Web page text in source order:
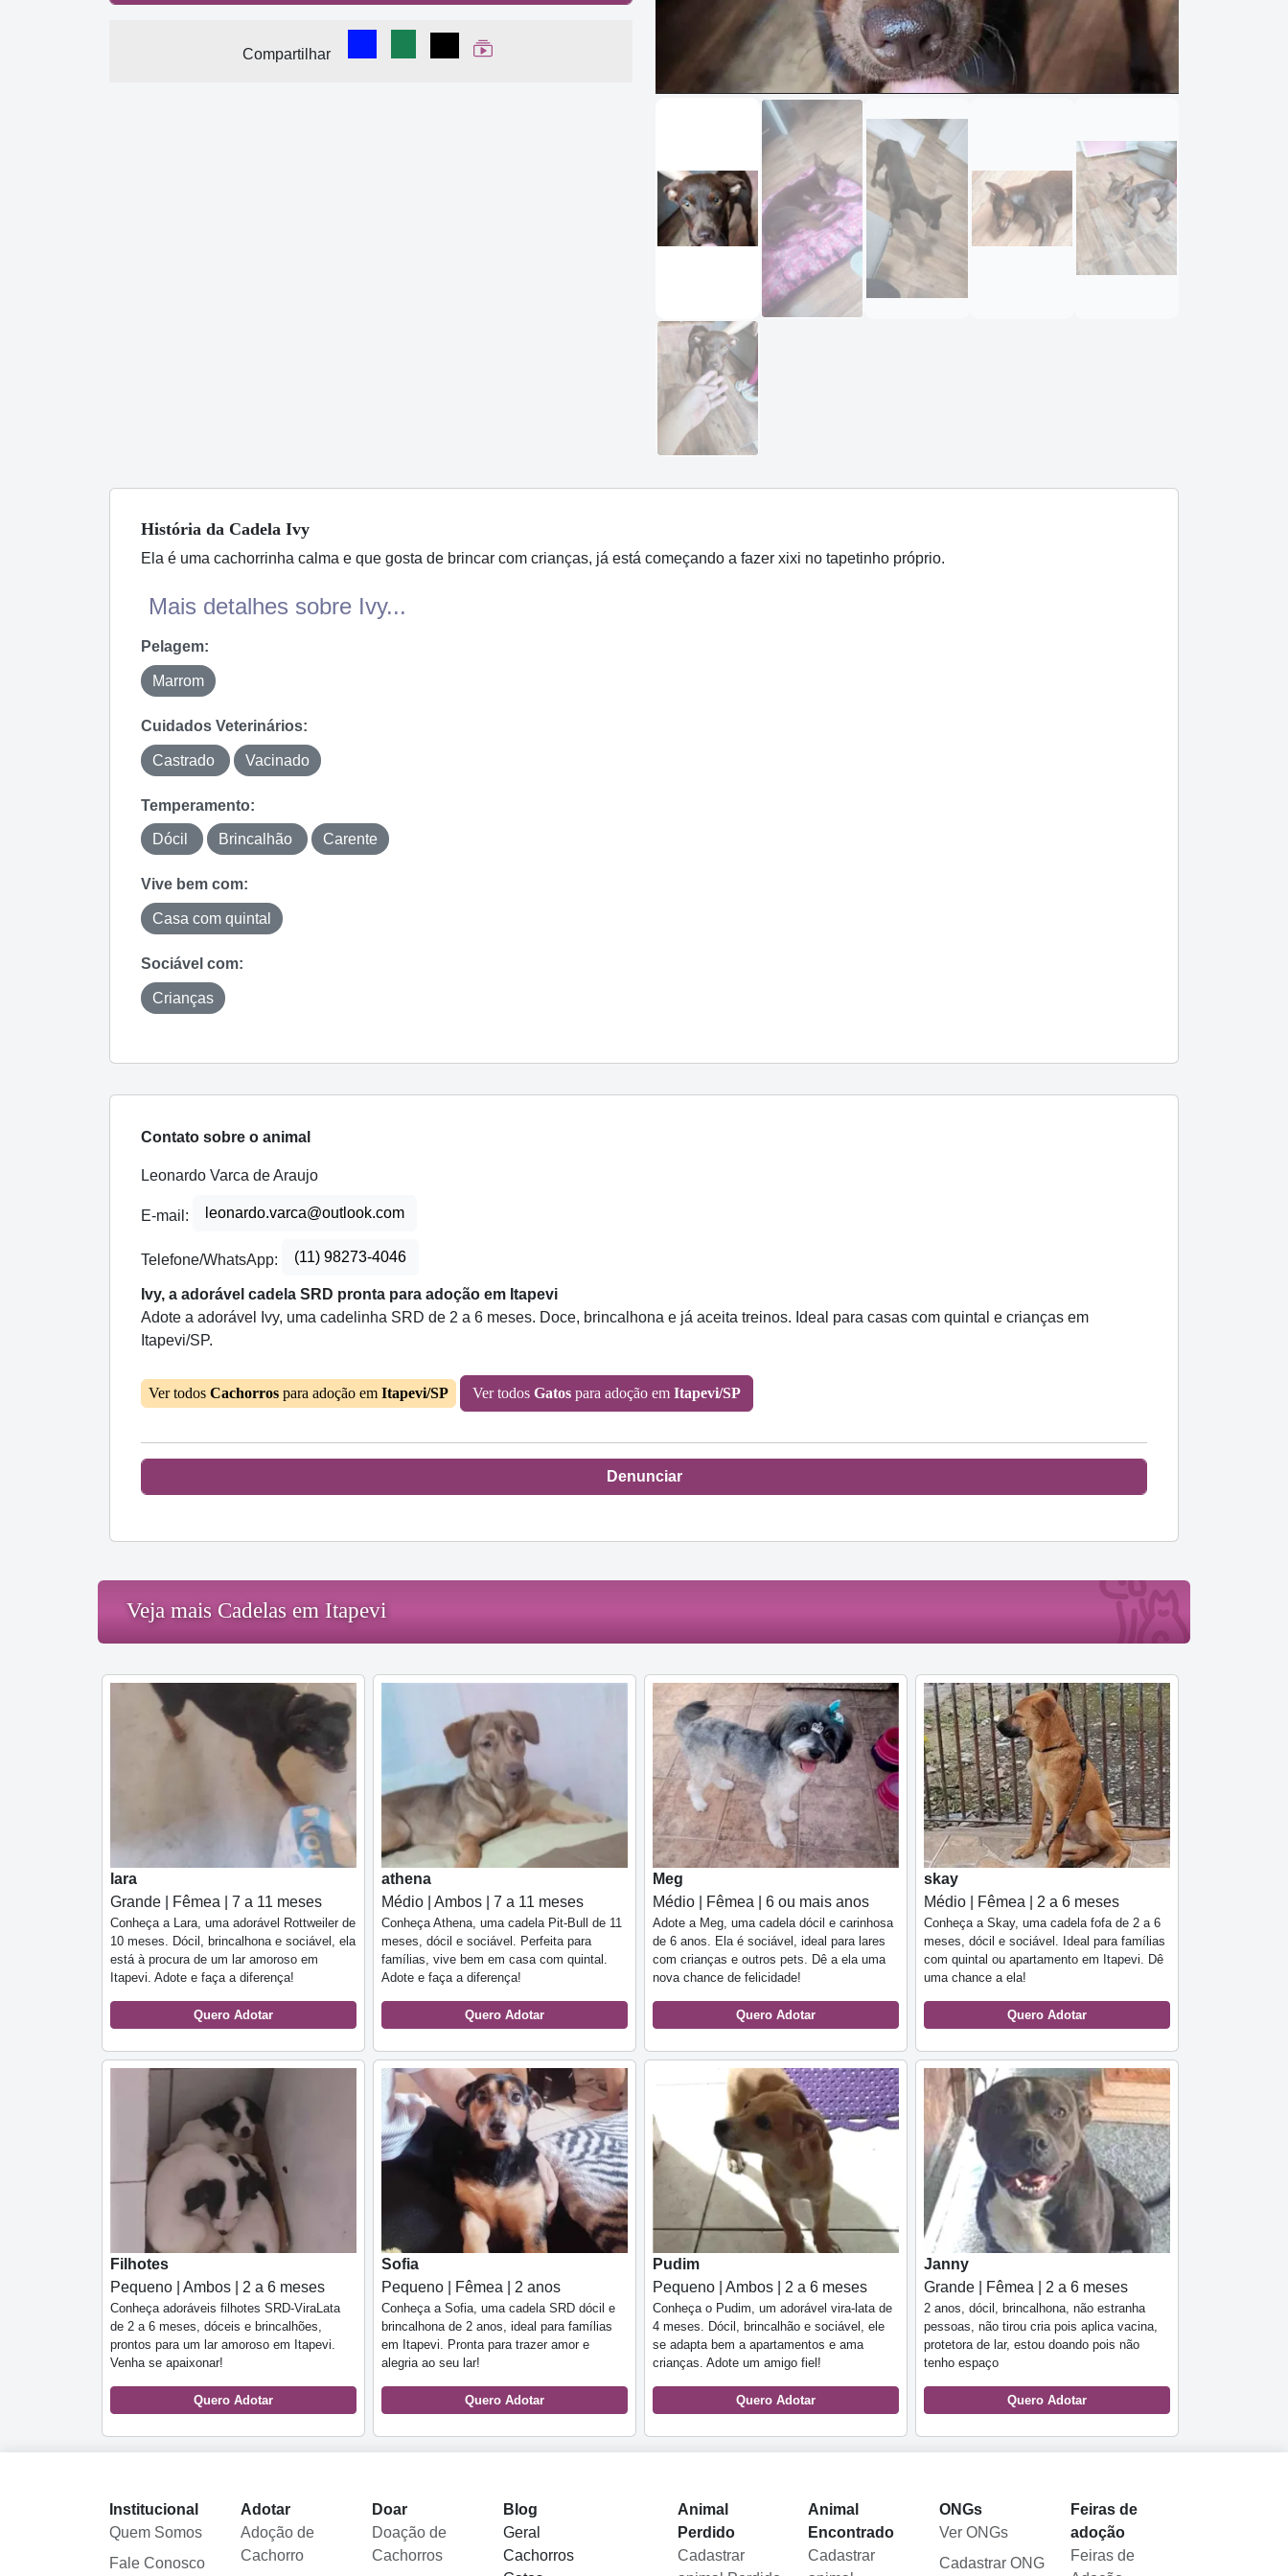
Compartilhar
Compartilhar no Facebook
Compartilhar no WhatsApp
Compartilhar
Ver Web Story
História da Cadela Ivy
Ela é uma cachorrinha calma e que gosta de brincar com crianças, já está começando a fazer xixi no tapetinho próprio.
Mais detalhes sobre Ivy...
Pelagem:
Marrom
Cuidados Veterinários:
Castrado Vacinado
Temperamento:
Dócil Brincalhão Carente
Vive bem com:
Casa com quintal
Sociável com:
Crianças
Contato sobre o animal
Leonardo Varca de Araujo
E-mail: leonardo.varca@outlook.com
Telefone/WhatsApp: (11) 98273-4046
Ivy, a adorável cadela SRD pronta para adoção em Itapevi
Adote a adorável Ivy, uma cadelinha SRD de 2 a 6 meses. Doce, brincalhona e já aceita treinos. Ideal para casas com quintal e crianças em
Itapevi/SP.
Ver todos Cachorros para adoção em Itapevi/SP Ver todos Gatos para adoção em Itapevi/SP
Denunciar
Veja mais Cadelas em Itapevi
lara
Grande | Fêmea | 7 a 11 meses
Conheça a Lara, uma adorável Rottweiler de
10 meses. Dócil, brincalhona e sociável, ela
está à procura de um lar amoroso em
Itapevi. Adote e faça a diferença!
Quero Adotar
athena
Médio | Ambos | 7 a 11 meses
Conheça Athena, uma cadela Pit-Bull de 11
meses, dócil e sociável. Perfeita para
famílias, vive bem em casa com quintal.
Adote e faça a diferença!
Quero Adotar
Meg
Médio | Fêmea | 6 ou mais anos
Adote a Meg, uma cadela dócil e carinhosa
de 6 anos. Ela é sociável, ideal para lares
com crianças e outros pets. Dê a ela uma
nova chance de felicidade!
Quero Adotar
skay
Médio | Fêmea | 2 a 6 meses
Conheça a Skay, uma cadela fofa de 2 a 6
meses, dócil e sociável. Ideal para famílias
com quintal ou apartamento em Itapevi. Dê
uma chance a ela!
Quero Adotar
Filhotes
Pequeno | Ambos | 2 a 6 meses
Conheça adoráveis filhotes SRD-ViraLata
de 2 a 6 meses, dóceis e brincalhões,
prontos para um lar amoroso em Itapevi.
Venha se apaixonar!
Quero Adotar
Sofia
Pequeno | Fêmea | 2 anos
Conheça a Sofia, uma cadela SRD dócil e
brincalhona de 2 anos, ideal para famílias
em Itapevi. Pronta para trazer amor e
alegria ao seu lar!
Quero Adotar
Pudim
Pequeno | Ambos | 2 a 6 meses
Conheça o Pudim, um adorável vira-lata de
4 meses. Dócil, brincalhão e sociável, ele
se adapta bem a apartamentos e ama
crianças. Adote um amigo fiel!
Quero Adotar
Janny
Grande | Fêmea | 2 a 6 meses
2 anos, dócil, brincalhona, não estranha
pessoas, não tirou cria pois aplica vacina,
protetora de lar, estou doando pois não
tenho espaço
Quero Adotar
Institucional
Quem Somos
Fale Conosco
Adotar
Adoção de
Cachorro
Doar
Doação de
Cachorros
Blog
Geral
Cachorros
Animal
Perdido
Cadastrar
Animal
Encontrado
Cadastrar
ONGs
Ver ONGs
Cadastrar ONG
Feiras de
adoção
Feiras de